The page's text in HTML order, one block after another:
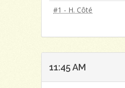
#1 - H. Côté
11:45 AM